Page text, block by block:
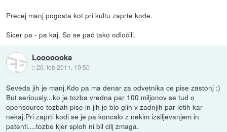
Precej manj pogosta kot pri kultu zaprte kode.
Sicer pa - pa kaj. So se pač tako odločili.
Looooooka
::20. feb 2011, 19:50
Seveda jih je manj.Kdo pa ma denar za odvetnika ce pise zastonj :)
But seriously...ko je tozba vredna par 100 miljonov se tud o
opensource tozbah pise in jih je blo glih v zadnjih par letih kar
nekaj.Pri zaprti kodi se je pa koncalo z nekim izsiljevanjem in
patenti....tozbe kjer sploh ni bil cilj zmaga.